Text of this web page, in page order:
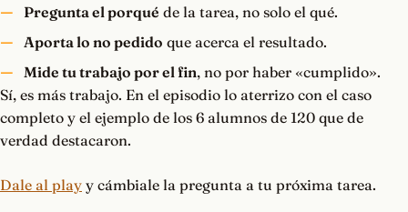
Pregunta el porqué de la tarea, no solo el qué.
Aporta lo no pedido que acerca el resultado.
Mide tu trabajo por el fin, no por haber «cumplido».
Sí, es más trabajo. En el episodio lo aterrizo con el caso
completo y el ejemplo de los 6 alumnos de 120 que de
verdad destacaron.
Dale al play y cámbiale la pregunta a tu próxima tarea.